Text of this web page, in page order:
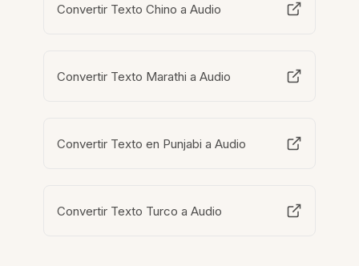
Convertir Texto Chino a Audio
Convertir Texto Marathi a Audio
Convertir Texto en Punjabi a Audio
Convertir Texto Turco a Audio